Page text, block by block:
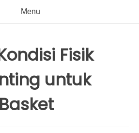
Menu
Fisik
untuk